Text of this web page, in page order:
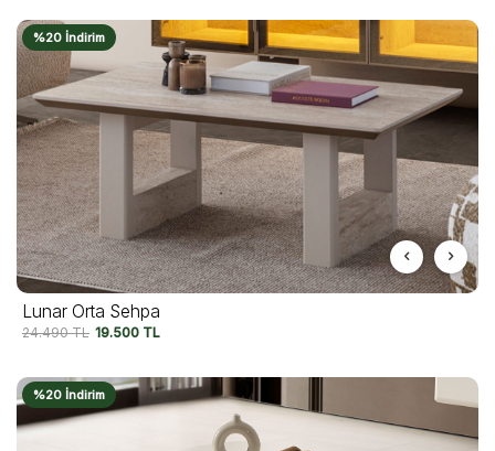
%20 İndirim
Lunar Orta Sehpa
24.490TL 19.500 TL
%20 İndirim